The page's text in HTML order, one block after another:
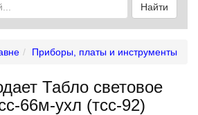
Найти
Приборы, платы и инструменты
Табло световое
66м-ухл (тсс-92)